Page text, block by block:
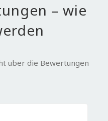
– wie
über die Bewertungen